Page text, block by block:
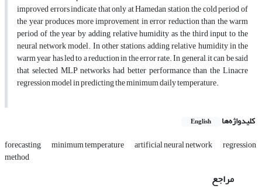
improved errors indicate that only at Hamedan station, the cold period of
the year produces more improvement in error reduction than the warm
period of the year by adding relative humidity as the third input to the
neural network model. In other stations, adding relative humidity in the
warm year has led to a reduction in the error rate. In general, it can be said
that selected MLP networks had better performance than the Linacre
regression model in predicting the minimum daily temperature.
کلیدواژه‌ها English
forecasting minimum temperature artificial neural network regression
method
مراجع